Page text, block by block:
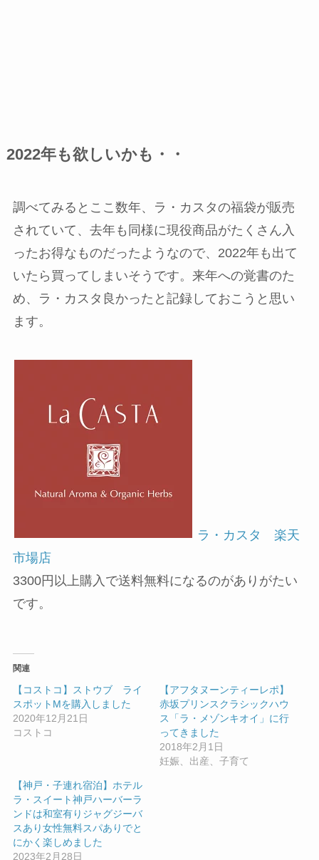
2022年も欲しいかも・・
調べてみるとここ数年、ラ・カスタの福袋が販売
されていて、去年も同様に現役商品がたくさん入
ったお得なものだったようなので、2022年も出て
いたら買ってしまいそうです。来年への覚書のた
め、ラ・カスタ良かったと記録しておこうと思い
ます。
ラ・カスタ 楽天
市場店
3300円以上購入で送料無料になるのがありがたい
です。
関連
【コストコ】ストウブ ライ
スポットMを購入しました
2020年12月21日
コストコ
【アフタヌーンティーレポ】
赤坂プリンスクラシックハウ
ス「ラ・メゾンキオイ」に行
ってきました
2018年2月1日
妊娠、出産、子育て
【神戸・子連れ宿泊】ホテル
ラ・スイート神戸ハーバーラ
ンドは和室有りジャグジーバ
スあり女性無料スパありでと
にかく楽しめました
2023年2月28日